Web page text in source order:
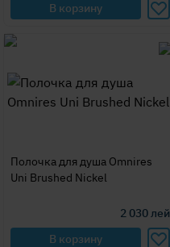
В корзину
Полочка для душа Omnires
Uni Brushed Nickel
2 030лей
В корзину